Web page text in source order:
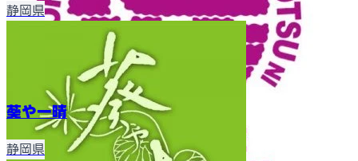
静岡県
葵や一晴
静岡県